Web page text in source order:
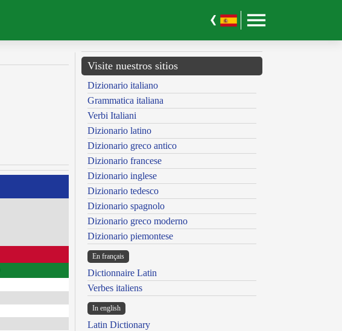
Visite nuestros sitios
Dizionario italiano
Grammatica italiana
Verbi Italiani
Dizionario latino
Dizionario greco antico
Dizionario francese
Dizionario inglese
Dizionario tedesco
Dizionario spagnolo
Dizionario greco moderno
Dizionario piemontese
En français
Dictionnaire Latin
Verbes italiens
In english
Latin Dictionary